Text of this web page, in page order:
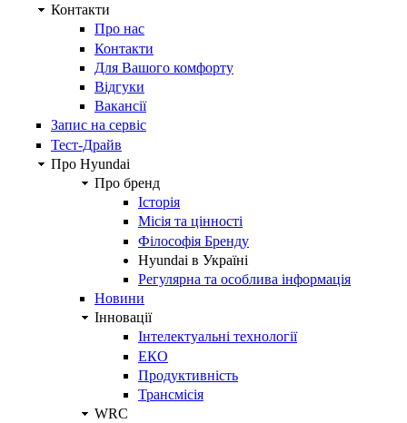
Контакти
Про нас
Контакти
Для Вашого комфорту
Відгуки
Вакансії
Запис на сервіс
Тест-Драйв
Про Hyundai
Про бренд
Історія
Місія та цінності
Філософія Бренду
Hyundai в Україні
Регулярна та особлива інформація
Новини
Інновації
Інтелектуальні технології
ЕКО
Продуктивність
Трансмісія
WRC